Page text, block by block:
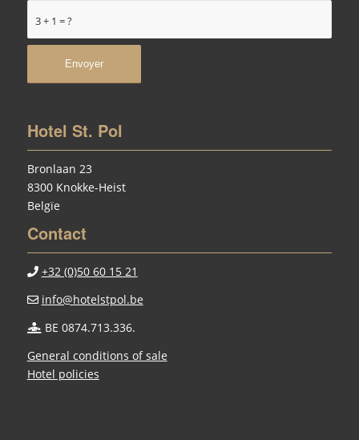
3 + 1 = ?
Hotel St. Pol
Bronlaan 23
8300 Knokke-Heist
Belgïe
Contact
+32 (0)50 60 15 21
info@hotelstpol.be
BE 0874.713.336.
General conditions of sale
Hotel policies